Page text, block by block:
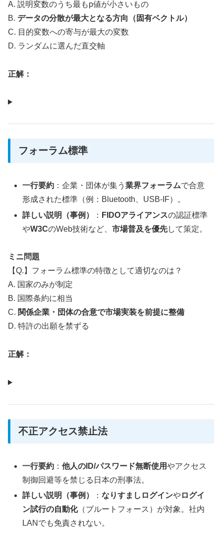
A. 説明変数のうち最もp値が小さいもの
B. データの分散が最大となる方向（固有ベクトル）
C. 目的変数への寄与が最大の変数
D. ランダムに選んだ直交軸
正解：
フォーラム標準
一行要約 ：企業・団体が集う業界フォーラムで合意
形成された標準（例：Bluetooth、USB-IF）。
詳しい説明（事例）
： FIDOアライアンスの認証標準
やW3CのWeb技術など、市場普及を優先して策定。
ミニ問題
【Q.】フォーラム標準の特徴として適切なのは？
A. 国家のみが制定
B. 国際条約に相当
C. 関係企業・団体の合意で市場実装を前提に整備
D. 特許の出願を禁ずる
正解：
不正アクセス禁止法
一行要約 ：他人のID/パスワード無断使用やアクセス
制御回避等を禁じる日本の刑事法。
詳しい説明（事例）
：なりすましログインやログイ
ン試行の自動化（ブルートフォース）が対象。社内
LANでも免責されない。